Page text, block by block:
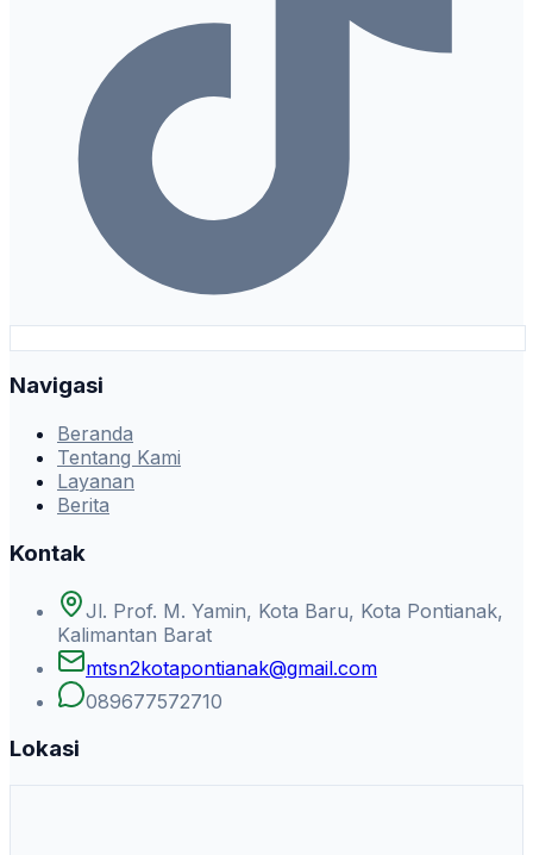
Navigasi
Beranda
Tentang Kami
Layanan
Berita
Kontak
Jl. Prof. M. Yamin, Kota Baru, Kota Pontianak,
Kalimantan Barat
mtsn2kotapontianak@gmail.com
089677572710
Lokasi